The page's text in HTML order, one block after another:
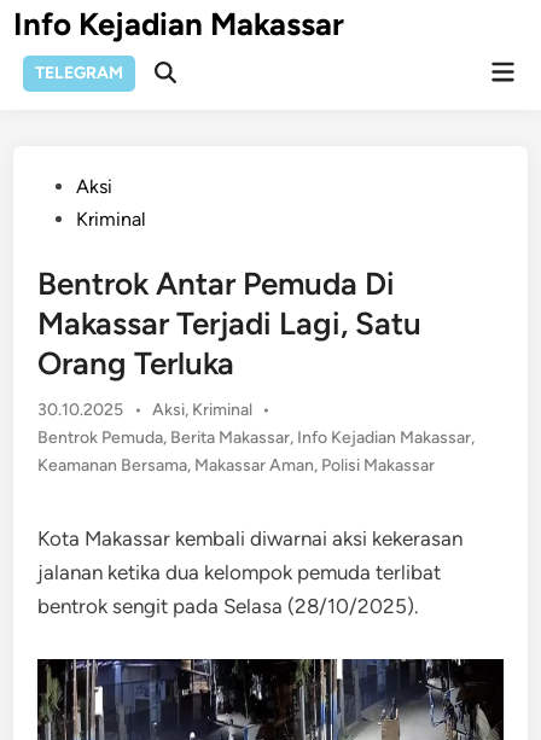
Skip
to
content
Info Kejadian Makassar
TELEGRAM
Open
PostedAksi
Kriminal
Bentrok Antar Pemuda Di
Makassar Terjadi Lagi, Satu
Orang Terluka
30.10.2025 • Posted
in
Aksi, Kriminal •
Bentrok Pemuda, Berita Makassar, Info Kejadian Makassar,
Keamanan Bersama, Makassar Aman, Polisi Makassar
Kota Makassar kembali diwarnai aksi kekerasan
jalanan ketika dua kelompok pemuda terlibat
bentrok sengit pada Selasa (28/10/2025).